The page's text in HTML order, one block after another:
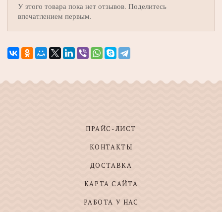
У этого товара пока нет отзывов. Поделитесь
впечатлением первым.
ПРАЙС-ЛИСТ
КОНТАКТЫ
ДОСТАВКА
КАРТА САЙТА
РАБОТА У НАС